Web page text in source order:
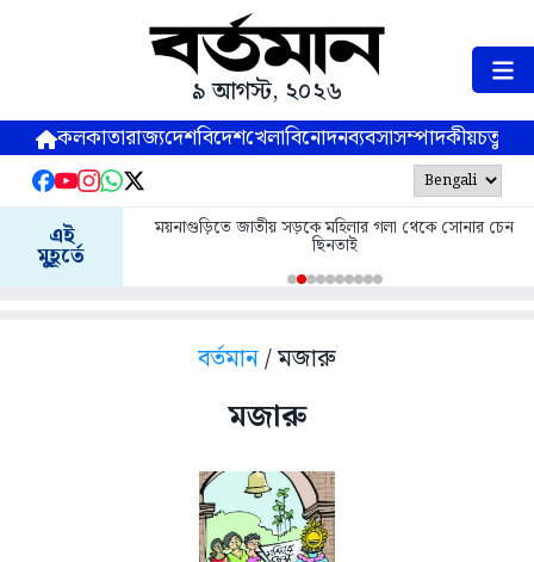
৯ আগস্ট, ২০২৬
কলকাতারাজ্যদেশবিদেশখেলাবিনোদনব্যবসাসম্পাদকীয়
এই
মুহূর্তে
ময়নাগুড়িতে জাতীয় সড়কে মহিলার গলা থেকে সোনার চেন
ছিনতাই
বর্তমান/ মজারু
মজারু